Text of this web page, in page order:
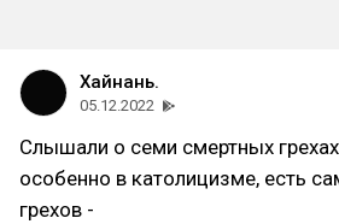
Хайнань.
05.12.2022
Слышали о семи смертных
особенно в католицизме, есть
грехов -